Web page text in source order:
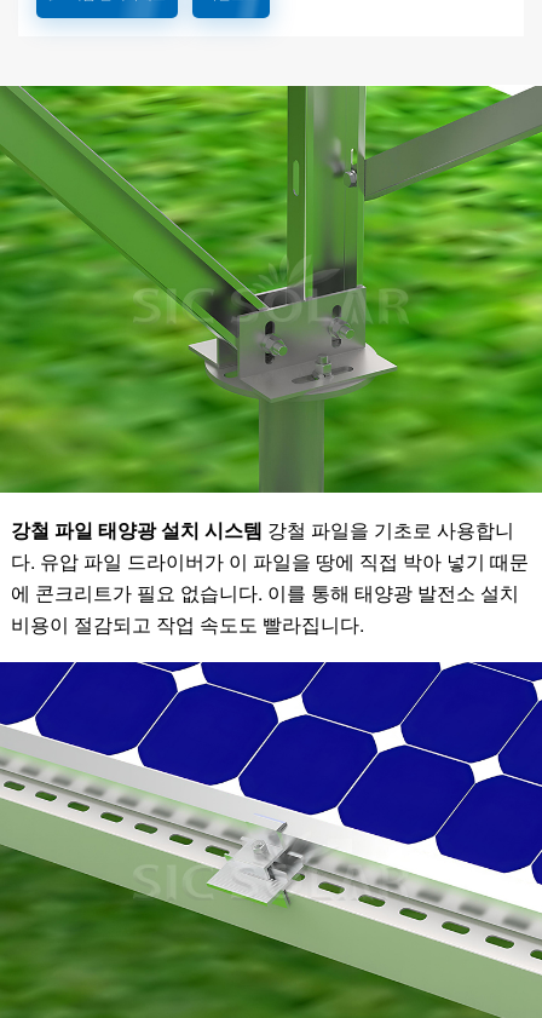
강철 파일 태양광 설치 시스템 강철 파일을 기초로 사용합니
다. 유압 파일 드라이버가 이 파일을 땅에 직접 박아 넣기 때문
에 콘크리트가 필요 없습니다. 이를 통해 태양광 발전소 설치
비용이 절감되고 작업 속도도 빨라집니다.